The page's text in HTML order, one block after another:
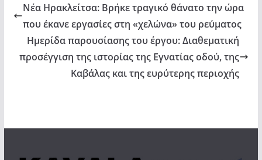
Νέα Ηρακλείτσα: Βρήκε τραγικό θάνατο την ώρα
που έκανε εργασίες στη «χελώνα» του ρεύματος
Ημερίδα παρουσίασης του έργου: Διαθεματική
προσέγγιση της ιστορίας της Εγνατίας οδού, της
Καβάλας και της ευρύτερης περιοχής